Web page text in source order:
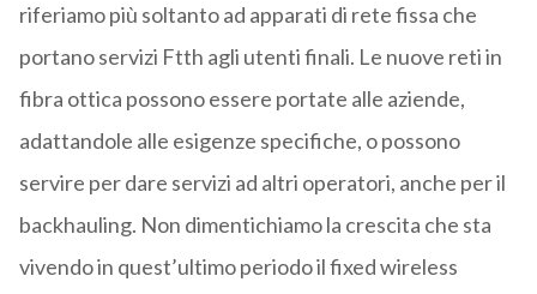
riferiamo più soltanto ad apparati di rete fissa che
portano servizi Ftth agli utenti finali. Le nuove reti in
fibra ottica possono essere portate alle aziende,
adattandole alle esigenze specifiche, o possono
servire per dare servizi ad altri operatori, anche per il
backhauling. Non dimentichiamo la crescita che sta
vivendo in quest’ultimo periodo il fixed wireless